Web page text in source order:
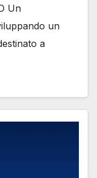
Un
un
a